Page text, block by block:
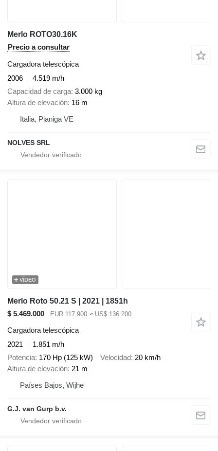
Merlo ROTO30.16K
Precio a consultar
Cargadora telescópica
2006
4.519 m/h
Capacidad de carga 3.000 kg
Altura de elevación 16 m
Italia, Pianiga VE
NOLVES SRL
VÍDEO
Merlo Roto 50.21 S | 2021 | 1851h
$ 5.469.000
EUR 117.900 ≈ US$ 136.200
Cargadora telescópica
2021
1.851 m/h
Potencia 170 Hp (125 kW) Velocidad 20 km/h
Altura de elevación 21 m
Países Bajos, Wijhe
G.J. van Gurp b.v.